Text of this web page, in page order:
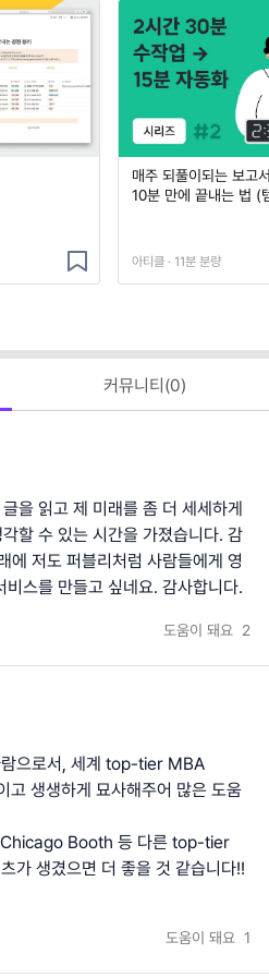
매주 되풀이되는 보고
10분 만에 끝내는 법 (
아티클 · 11분 분량
커뮤니티(0)
을 읽고 제 미래를 좀 더 세세하게
할 수 있는 시간을 가졌습니다. 감
에 저도 퍼블리처럼 사람들에게 영
스를 만들고 싶네요. 감사합니다.
도움이 돼요 2
으로서, 세계 top-tier MBA
생생하게 묘사해주어 많은 도움
Booth 등 다른 top-tier
가 생겼으면 더 좋을 것 같습니다!!
도움이 돼요 1